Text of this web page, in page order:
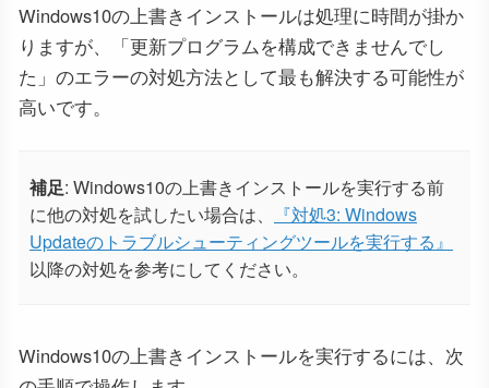
Windows10の上書きインストールは処理に時間が掛か
りますが、「更新プログラムを構成できませんでし
た」のエラーの対処方法として最も解決する可能性が
高いです。
補足: Windows10の上書きインストールを実行する前
に他の対処を試したい場合は、
『対処3: Windows
Updateのトラブルシューティングツールを実行する』
以降の対処を参考にしてください。
Windows10の上書きインストールを実行するには、次